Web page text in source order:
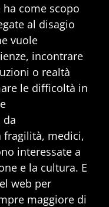
ha come scopo
al disagio
vuole
incontrare
o realtà
le difficoltà in
da
fragilità, medici,
interessate a
e la cultura. E
web per
maggiore di